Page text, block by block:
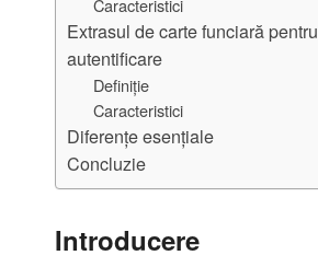
Caracteristici
Extrasul de carte funciară pentru
autentificare
Definiție
Caracteristici
Diferențe esențiale
Concluzie
Introducere